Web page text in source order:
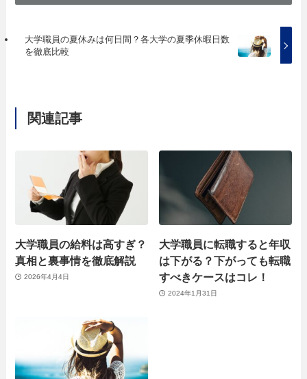
大学職員の夏休みは何日間？各大学の夏季休暇日数
を徹底比較
関連記事
大学職員の給料は高すぎ？
真相と裏事情を徹底解説
2026年4月4日
大学職員に転職すると年収
は下がる？下がっても転職
すべきケースはコレ！
2024年1月31日